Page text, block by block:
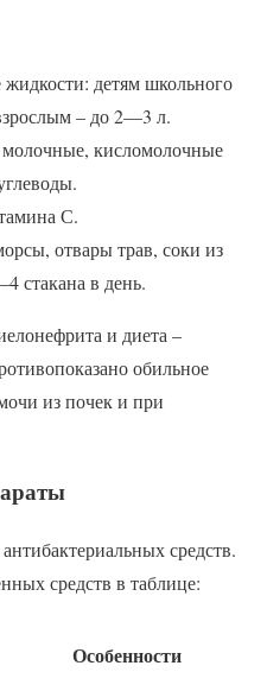
жидкости: детям школьного
– до 2—3 л.
кисломолочные
С.
отвары трав, соки из
стакана в день.
и диета –
обильное
из почек и при
средств.
средств в таблице:
Особенности